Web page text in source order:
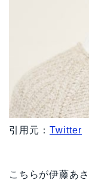
引用元： Twitter
こちらが伊藤あ